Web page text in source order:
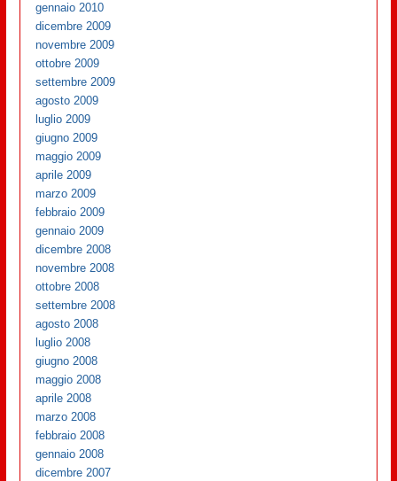
gennaio 2010
dicembre 2009
novembre 2009
ottobre 2009
settembre 2009
agosto 2009
luglio 2009
giugno 2009
maggio 2009
aprile 2009
marzo 2009
febbraio 2009
gennaio 2009
dicembre 2008
novembre 2008
ottobre 2008
settembre 2008
agosto 2008
luglio 2008
giugno 2008
maggio 2008
aprile 2008
marzo 2008
febbraio 2008
gennaio 2008
dicembre 2007